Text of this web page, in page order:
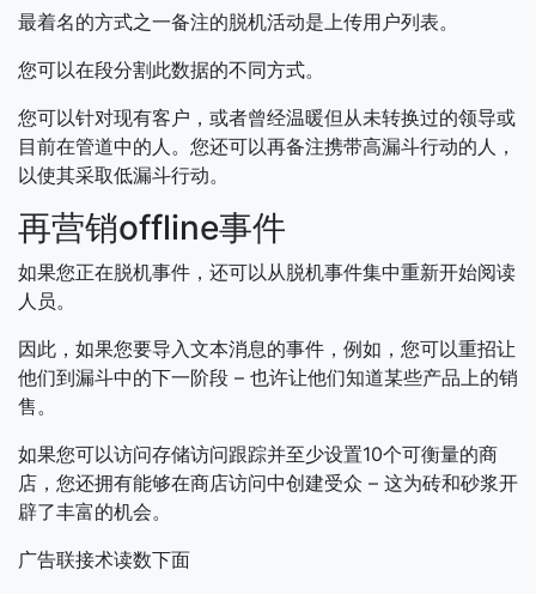
最着名的方式之一备注的脱机活动是上传用户列表。
您可以在段分割此数据的不同方式。
您可以针对现有客户，或者曾经温暖但从未转换过的领导或
目前在管道中的人。您还可以再备注携带高漏斗行动的人，
以使其采取低漏​​斗行动。
再营销offline事件
如果您正在脱机事件，还可以从脱机事件集中重新开始阅读
人员。
因此，如果您要导入文本消息的事件，例如，您可以重招让
他们到漏斗中的下一阶段 – 也许让他们知道某些产品上的销
售。
如果您可以访问存储访问跟踪并至少设置10个可衡量的商
店，您还拥有能够在商店访问中创建受众 – 这为砖和砂浆开
辟了丰富的机会。
广告联接术读数下面